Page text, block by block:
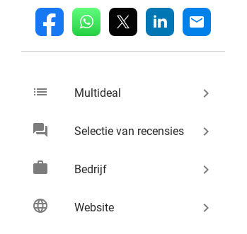
fb whatsapp linkedin mail
list Multideal keyboard_arrow_right
chat Selectie van recensies keyboard_arrow_right
work Bedrijf keyboard_arrow_right
language Website keyboard_arrow_right